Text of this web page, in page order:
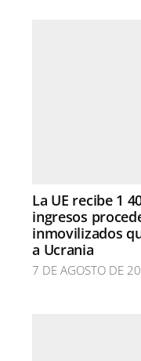
La UE recibe 1
ingresos
inmovilizados
a Ucrania
7 DE AGOSTO DE